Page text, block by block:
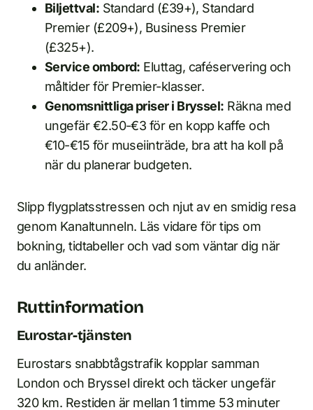
Biljettval: Standard (£39+), Standard
Premier (£209+), Business Premier
(£325+).
Service ombord: Eluttag, caféservering och
måltider för Premier-klasser.
Genomsnittliga priser i Bryssel: Räkna med
ungefär €2.50-€3 för en kopp kaffe och
€10-€15 för museiinträde, bra att ha koll på
när du planerar budgeten.
Slipp flygplatsstressen och njut av en smidig resa
genom Kanaltunneln. Läs vidare för tips om
bokning, tidtabeller och vad som väntar dig när
du anländer.
Ruttinformation
Eurostar-tjänsten
Eurostars snabbtågstrafik kopplar samman
London och Bryssel direkt och täcker ungefär
320 km. Restiden är mellan 1 timme 53 minuter